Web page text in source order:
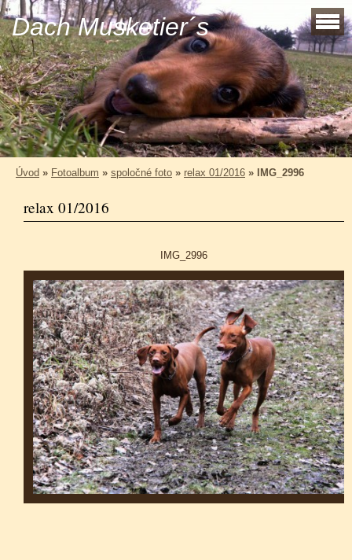
Dach Musketier´s
Úvod » Fotoalbum » spoločné foto » relax 01/2016 » IMG_2996
relax 01/2016
IMG_2996